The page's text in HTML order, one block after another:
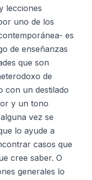
lecciones
uno de los
es
de enseñanzas
que son
de
con un destilado
y un tono
vez se
lo ayude a
casos que
cree saber. O
generales lo